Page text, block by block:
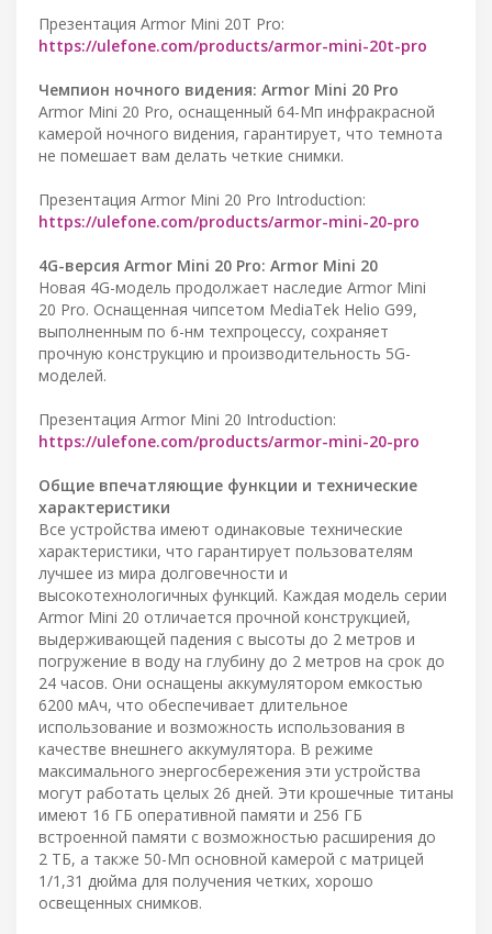
Презентация Armor Mini 20T Pro:
https://ulefone.com/products/armor-mini-20t-pro
Чемпион ночного видения: Armor Mini 20 Pro
Armor Mini 20 Pro, оснащенный 64-Мп инфракрасной
камерой ночного видения, гарантирует, что темнота
не помешает вам делать четкие снимки.
Презентация Armor Mini 20 Pro Introduction:
https://ulefone.com/products/armor-mini-20-pro
4G-версия Armor Mini 20 Pro: Armor Mini 20
Новая 4G-модель продолжает наследие Armor Mini
20 Pro. Оснащенная чипсетом MediaTek Helio G99,
выполненным по 6-нм техпроцессу, сохраняет
прочную конструкцию и производительность 5G-
моделей.
Презентация Armor Mini 20 Introduction:
https://ulefone.com/products/armor-mini-20-pro
Общие впечатляющие функции и технические
характеристики
Все устройства имеют одинаковые технические
характеристики, что гарантирует пользователям
лучшее из мира долговечности и
высокотехнологичных функций. Каждая модель серии
Armor Mini 20 отличается прочной конструкцией,
выдерживающей падения с высоты до 2 метров и
погружение в воду на глубину до 2 метров на срок до
24 часов. Они оснащены аккумулятором емкостью
6200 мАч, что обеспечивает длительное
использование и возможность использования в
качестве внешнего аккумулятора. В режиме
максимального энергосбережения эти устройства
могут работать целых 26 дней. Эти крошечные титаны
имеют 16 ГБ оперативной памяти и 256 ГБ
встроенной памяти с возможностью расширения до
2 ТБ, а также 50-Мп основной камерой с матрицей
1/1,31 дюйма для получения четких, хорошо
освещенных снимков.